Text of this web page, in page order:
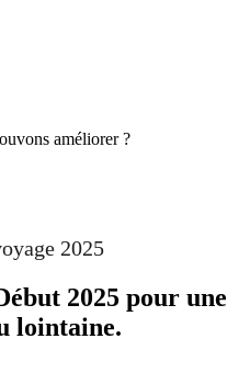
améliorer ?
2025
2025 pour une
lointaine.